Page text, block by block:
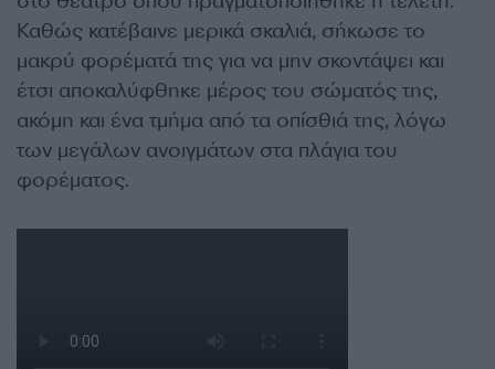
Καθώς κατέβαινε μερικά σκαλιά, σήκωσε το
μακρύ φορέματά της για να μην σκοντάψει και
έτσι αποκαλύφθηκε μέρος του σώματός της,
ακόμη και ένα τμήμα από τα οπίσθιά της, λόγω
των μεγάλων ανοιγμάτων στα πλάγια του
φορέματος.